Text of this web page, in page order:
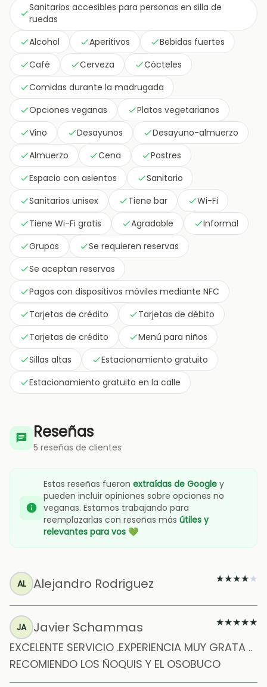
Sanitarios accesibles para personas en silla de
ruedas
Alcohol
Aperitivos
Bebidas fuertes
Café
Cerveza
Cócteles
Comidas durante la madrugada
Opciones veganas
Platos vegetarianos
Vino
Desayunos
Desayuno-almuerzo
Almuerzo
Cena
Postres
Espacio con asientos
Sanitario
Sanitarios unisex
Tiene bar
Wi-Fi
Tiene Wi-Fi gratis
Agradable
Informal
Grupos
Se requieren reservas
Se aceptan reservas
Pagos con dispositivos móviles mediante NFC
Tarjetas de crédito
Tarjetas de débito
Tarjetas de crédito
Menú para niños
Sillas altas
Estacionamiento gratuito
Estacionamiento gratuito en la calle
Reseñas
5 reseñas de clientes
Estas reseñas fueron extraídas de Google y
pueden incluir opiniones sobre opciones no
veganas. Estamos trabajando para
reemplazarlas con reseñas más útiles y
relevantes para vos 💚
AL Alejandro Rodriguez ★★★★★
JA Javier Schammas ★★★★★
EXCELENTE SERVICIO .EXPERIENCIA MUY GRATA ..
RECOMIENDO LOS ÑOQUIS Y EL OSOBUCO